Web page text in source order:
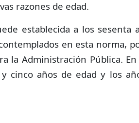
razones de edad.
establecida a los sesenta
en esta norma,
la Administración Pública.
años de edad y los